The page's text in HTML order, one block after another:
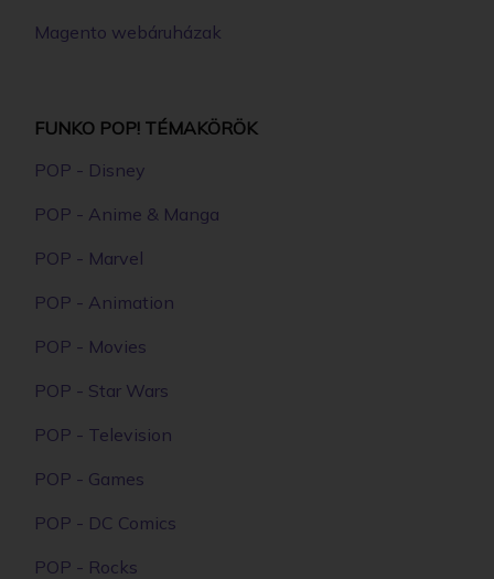
Magento webáruházak
FUNKO POP! TÉMAKÖRÖK
POP - Disney
POP - Anime & Manga
POP - Marvel
POP - Animation
POP - Movies
POP - Star Wars
POP - Television
POP - Games
POP - DC Comics
POP - Rocks